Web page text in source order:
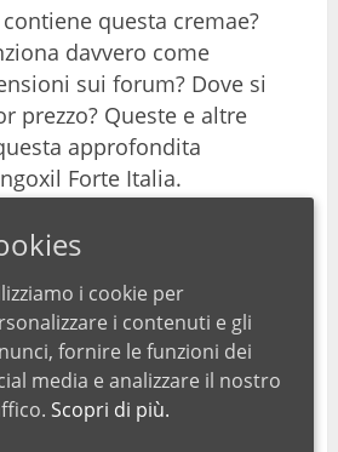
questa cremae?
davvero come
sui forum? Dove si
prezzo? Queste e altre
approfondita
Forte Italia.
3 ottimi
prevenire i
i cookie per
i contenuti e gli
fornire le funzioni dei
media e analizzare il nostro
Scopri di più.